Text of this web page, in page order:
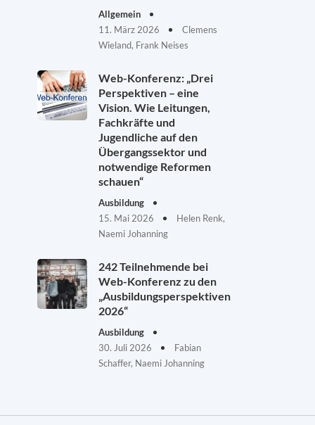
Allgemein
11. März 2026
Clemens
Wieland, Frank Neises
Web-Konferenz: „Drei
Perspektiven – eine
Vision. Wie Leitungen,
Fachkräfte und
Jugendliche auf den
Übergangssektor und
notwendige Reformen
schauen“
Ausbildung
15. Mai 2026
Helen Renk,
Naemi Johanning
242 Teilnehmende bei
Web-Konferenz zu den
„Ausbildungsperspektiven
2026“
Ausbildung
30. Juli 2026
Fabian
Schaffer, Naemi Johanning